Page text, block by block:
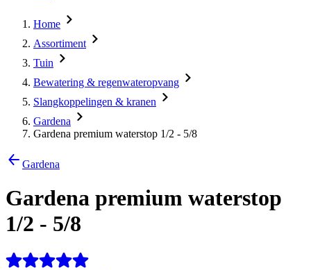
Home
Assortiment
Tuin
Bewatering & regenwateropvang
Slangkoppelingen & kranen
Gardena
Gardena premium waterstop 1/2 - 5/8
Gardena
Gardena premium waterstop
1/2 - 5/8